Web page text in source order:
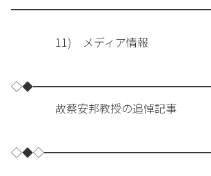
11) メディア情報
故蔡安邦教授の追悼記事